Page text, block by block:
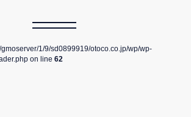
1/9/sd0899919/otoco.co.jp/wp/wp-
on line 62